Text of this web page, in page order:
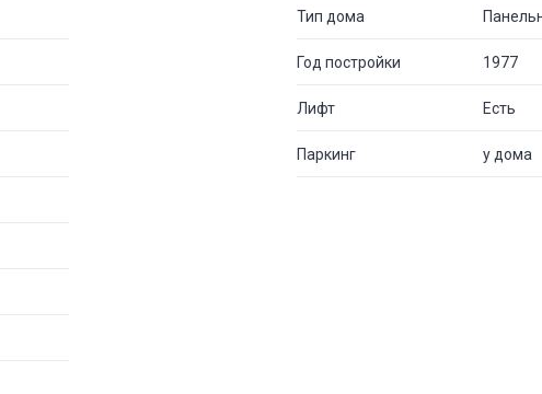
Тип дома
Год постройки 1977
Лифт Есть
Паркинг у дома